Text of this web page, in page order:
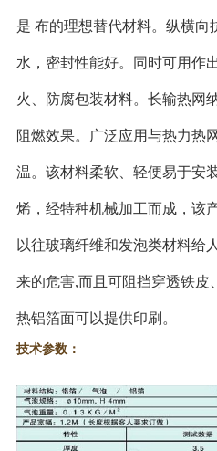
是 布的理想替代材料。纵横向
水，密封性能好。同时可用作
火、防腐包装材料。长输热网
阻燃效果。广泛应用与热力热
温。该材料柔软、轻便易于安
烯，经特种机械加工而成，该
以往玻璃纤维和发泡类材料给
来的危害,而且可阻挡穿透铁皮
热铝箔面可以提供印刷。
技术参数：